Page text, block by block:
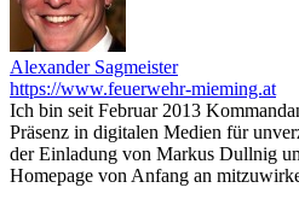
Alexander Sagmeister
https://www.feuerwehr-mieming.at
Ich bin seit Februar 2013
Präsenz in digitalen Medien für
der Einladung von Markus Dullnig
Homepage von Anfang an